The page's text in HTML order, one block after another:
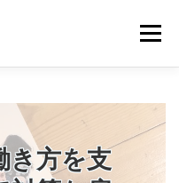
メニュー
FOOD– ごはん事情
き方を支